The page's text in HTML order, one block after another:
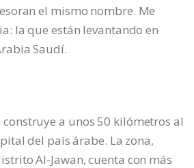
el mismo nombre. Me
la que están levantando en
Saudí.
construye a unos 50 kilómetros al
del país árabe. La zona,
Al-Jawan, cuenta con más